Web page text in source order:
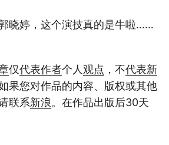
晓婷，这个演技真的是牛啦……
仅代表作者个人观点 ，不代表新
果您对作品的内容、版权或其他
联系新浪。在作品出版后30天